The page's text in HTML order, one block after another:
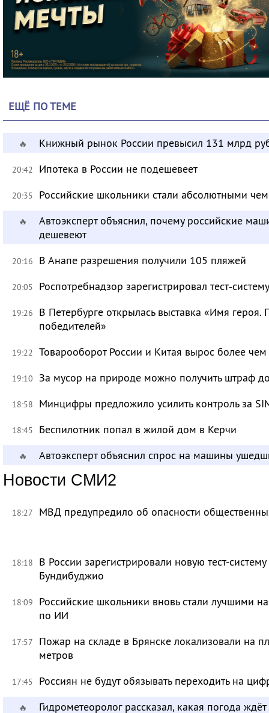
ЕЩЁ ПО ТЕМЕ
🔥 Книжный рынок России превысил 131 млрд
20:42 Ипотека в России не подешевеет
20:35 Российские школьники стали абсолютными
🔥
Автоэксперт объяснил, почему российские
дешевеют
20:16 В Анапе разрешения получили 105 пляжей
20:05 Роспотребнадзор зарегистрировал
19:26
В Петербурге открылась выставка «Имя героя.
победителей»
19:22 Товарооборот России и Китая вырос более чем
19:10 За мусор на природе можно получить штраф
18:58 Минцифры предложило усилить контроль за
18:45 Беспилотник попал в жилой дом в Керчи
🔥 Автоэксперт объяснил спрос на машины
Новости СМИ2
18:27 МВД предупредило об опасности
18:18
В России зарегистрировали новую тест-
Бундибуджио
18:09
Российские школьники вновь стали лучшими
по ИИ
17:57
Пожар на складе в Брянске локализовали на
метров
17:45 Россиян не будут обязывать переходить на
🔥 Гидрометеоролог рассказал, какая погода